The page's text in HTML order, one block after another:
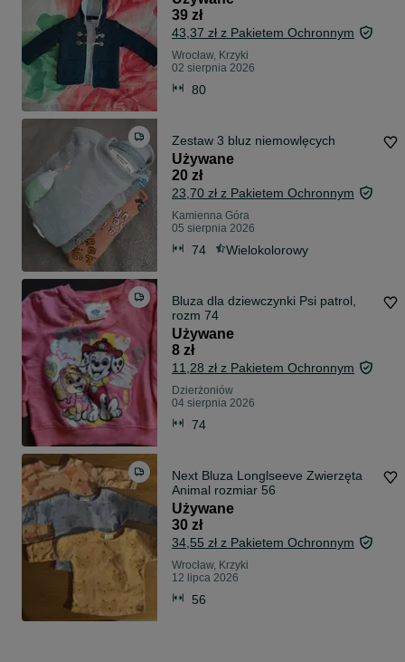
39 zł
43,37 zł z Pakietem Ochronnym
Wrocław, Krzyki
02 sierpnia 2026
80
Zestaw 3 bluz niemowlęcych
Używane
20 zł
23,70 zł z Pakietem Ochronnym
Kamienna Góra
05 sierpnia 2026
74 Wielokolorowy
Bluza dla dziewczynki Psi patrol,
rozm 74
Używane
8 zł
11,28 zł z Pakietem Ochronnym
Dzierżoniów
04 sierpnia 2026
74
Next Bluza Longlseeve Zwierzęta
Animal rozmiar 56
Używane
30 zł
34,55 zł z Pakietem Ochronnym
Wrocław, Krzyki
12 lipca 2026
56